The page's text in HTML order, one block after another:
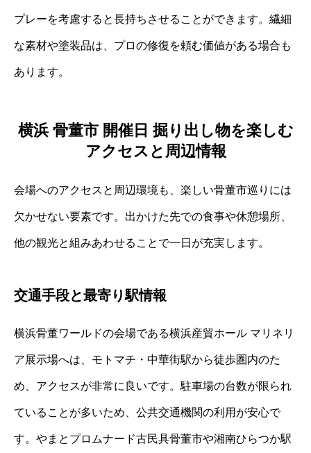
プレーを考慮すると長持ちさせることができます。繊細
な素材や塗装品は、プロの修復を頼む価値がある場合も
あります。
横浜 骨董市 開催日 掘り出し物を楽しむ
アクセスと周辺情報
会場へのアクセスと周辺環境も、楽しい骨董市巡りには
欠かせない要素です。出かけた先での食事や休憩場所、
他の観光と組みあわせることで一日が充実します。
交通手段と最寄り駅情報
横浜骨董ワールドの会場である横浜産貿ホール マリネリ
ア展示場へは、モトマチ・中華街駅から徒歩圏内のた
め、アクセスが非常に良いです。駐車場の台数が限られ
ていることが多いため、公共交通機関の利用が安心で
す。やまとプロムナード古民具骨董市や湘南ひらつか駅